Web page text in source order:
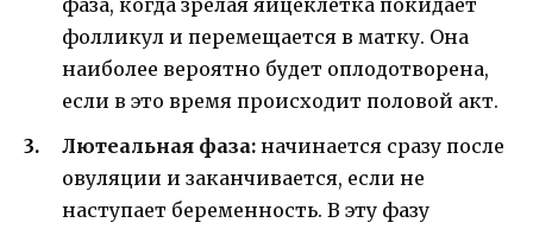
фаза, когда зрелая яйцеклетка покидает
фолликул и перемещается в матку. Она
наиболее вероятно будет оплодотворена,
если в это время происходит половой акт.
Лютеальная фаза: начинается сразу после
овуляции и заканчивается, если не
наступает беременность. В эту фазу